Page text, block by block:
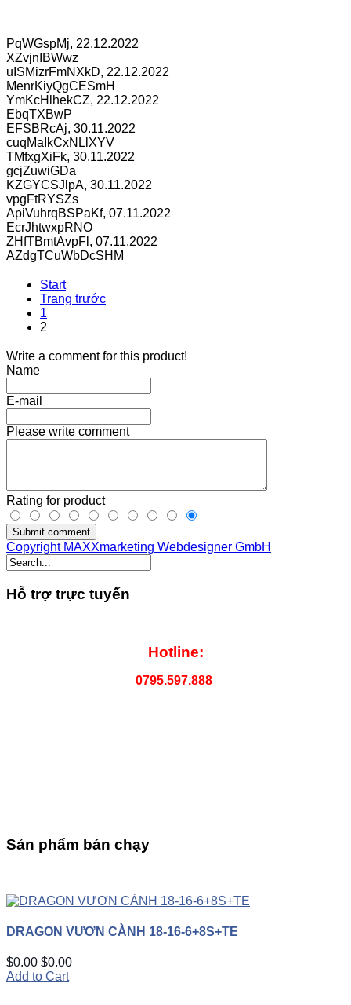
PqWGspMj, 22.12.2022
XZvjnIBWwz
uISMizrFmNXkD, 22.12.2022
MenrKiyQgCESmH
YmKcHlhekCZ, 22.12.2022
EbqTXBwP
EFSBRcAj, 30.11.2022
cuqMaIkCxNLlXYV
TMfxgXiFk, 30.11.2022
gcjZuwiGDa
KZGYCSJlpA, 30.11.2022
vpgFtRYSZs
ApiVuhrqBSPaKf, 07.11.2022
EcrJhtwxpRNO
ZHfTBmtAvpFl , 07.11.2022
AZdgTCuWbDcSHM
Start
Trang trước
1
2
Write a comment for this product!
Name
E-mail
Please write comment
Rating for product
Submit comment
Copyright MAXXmarketing Webdesigner GmbH
Hỗ trợ trực tuyến
Hotline:
0795.597.888
Sản phẩm bán chạy
DRAGON VƯƠN CÀNH 18-16-6+8S+TE
$0.00 $0.00
Add to Cart